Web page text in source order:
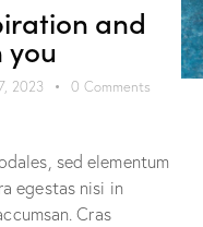
and
2023 0 Comments
sed elementum
egestas nisi in
Cras